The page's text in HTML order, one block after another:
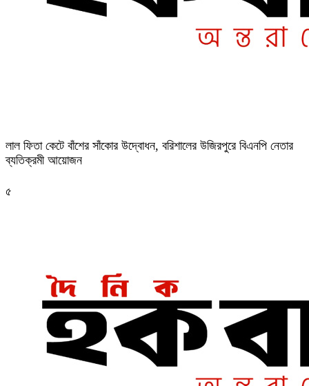
‎লাল ফিতা কেটে বাঁশের সাঁকোর উদ্বোধন, বরিশালের উজিরপুরে বিএনপি নেতার
ব্যতিক্রমী আয়োজন
৫